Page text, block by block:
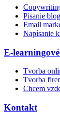
Písanie
Email
Napísanie
E-
Tvorba
Tvorba
Chcem
Kontakt